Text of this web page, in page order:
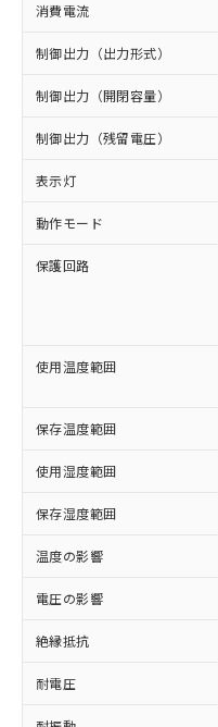
消費電流
制御出力（出力形式）
制御出力（開閉容量）
制御出力（残留電圧）
表示灯
動作モード
保護回路
使用温度範囲
保存温度範囲
使用湿度範囲
保存湿度範囲
温度の影響
電圧の影響
絶縁抵抗
耐電圧
ご利用条
以下の条件をお
ご利用ください。
本サービス
商品の当社
(税抜)を提
当社制御機
本サービス
ことをご了
在庫状況お
記載してい
※1 対応状況
対応済み：
非含有に対応し
対応予定：EU
有に対応した製
商品です。
対応予定なし：
非含有に非対応
調査・確認中：
非含有の対応状
商品です。
非該当品：ライ
害物質有無と関
いたものが、含
むを得ず変更す
*EU RoHS指令（10物
※1 中国
「○」：最大均
基準値以下であ
「×」：最大均
基準値を超えて
為替および
（以下｢規